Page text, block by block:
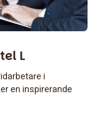
L
i
en inspirerande